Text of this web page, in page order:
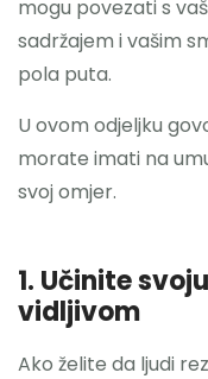
mogu povezati s
sadržajem i vašim
pola puta.
U ovom odjeljku
morate imati na
svoj omjer.
1. Učinite
vidljivom
Ako želite da ljudi